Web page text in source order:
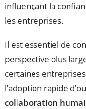
influençant la
les entreprises.
Il est essentiel de
perspective plus
certaines
l’adoption rapide
collaboration